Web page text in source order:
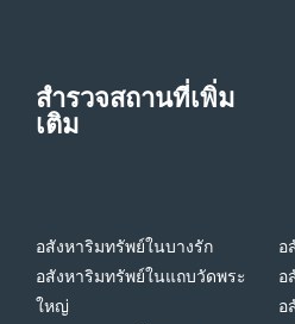
สำรวจสถานที่เพิ่ม
เติม
อสังหาริมทรัพย์ในบางรัก
อสังหาริมทรัพย์ในแถบวัดพระ
ใหญ่
อ
อ
อ